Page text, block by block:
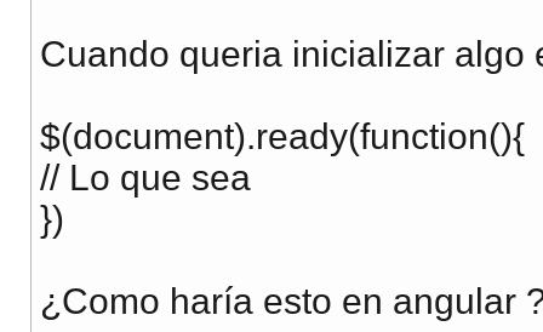
Cuando queria inicializar algo
$(document).ready(function(){
// Lo que sea
})
¿Como haría esto en angular